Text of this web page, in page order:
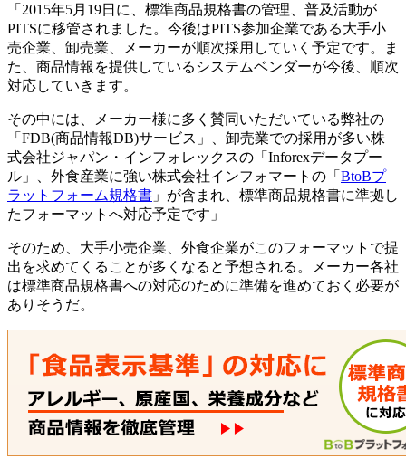
「2015年5月19日に、標準商品規格書の管理、普及活動が
PITSに移管されました。今後はPITS参加企業である大手小
売企業、卸売業、メーカーが順次採用していく予定です。ま
た、商品情報を提供しているシステムベンダーが今後、順次
対応していきます。
その中には、メーカー様に多く賛同いただいている弊社の
「FDB(商品情報DB)サービス」、卸売業での採用が多い株
式会社ジャパン・インフォレックスの「Inforexデータプー
ル」、外食産業に強い株式会社インフォマートの「 BtoBプ
ラットフォーム規格書 」が含まれ、標準商品規格書に準拠し
たフォーマットへ対応予定です」
そのため、大手小売企業、外食企業がこのフォーマットで提
出を求めてくることが多くなると予想される。メーカー各社
は標準商品規格書への対応のために準備を進めておく必要が
ありそうだ。